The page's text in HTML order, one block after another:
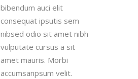
bibendum auci elit
consequat ipsutis sem
nibsed odio sit amet nibh
vulputate cursus a sit
amet mauris. Morbi
accumsanpsum velit.